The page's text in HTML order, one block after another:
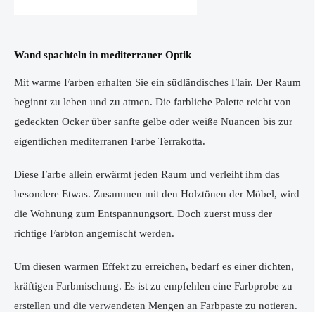
Wand spachteln in mediterraner Optik
Mit warme Farben erhalten Sie ein südländisches Flair. Der Raum
beginnt zu leben und zu atmen. Die farbliche Palette reicht von
gedeckten Ocker über sanfte gelbe oder weiße Nuancen bis zur
eigentlichen mediterranen Farbe Terrakotta.
Diese Farbe allein erwärmt jeden Raum und verleiht ihm das
besondere Etwas. Zusammen mit den Holztönen der Möbel, wird
die Wohnung zum Entspannungsort. Doch zuerst muss der
richtige Farbton angemischt werden.
Um diesen warmen Effekt zu erreichen, bedarf es einer dichten,
kräftigen Farbmischung. Es ist zu empfehlen eine Farbprobe zu
erstellen und die verwendeten Mengen an Farbpaste zu notieren.